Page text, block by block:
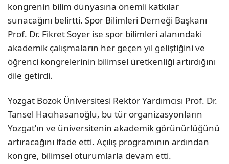
kongrenin bilim dünyasına önemli katkılar
sunacağını belirtti. Spor Bilimleri Derneği Başkanı
Prof. Dr. Fikret Soyer ise spor bilimleri alanındaki
akademik çalışmaların her geçen yıl geliştiğini ve
öğrenci kongrelerinin bilimsel üretkenliği artırdığını
dile getirdi.
Yozgat Bozok Üniversitesi Rektör Yardımcısı Prof. Dr.
Tansel Hacıhasanoğlu, bu tür organizasyonların
Yozgat’ın ve üniversitenin akademik görünürlüğünü
artıracağını ifade etti. Açılış programının ardından
kongre, bilimsel oturumlarla devam etti.